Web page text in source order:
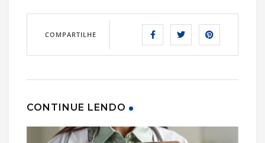
COMPARTILHE
CONTINUE LENDO